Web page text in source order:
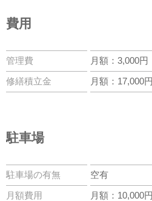
費用
管理費 月額：3,000円
修繕積立金 月額：17,000円
駐車場
駐車場の有無 空有
月額費用 月額：10,000円